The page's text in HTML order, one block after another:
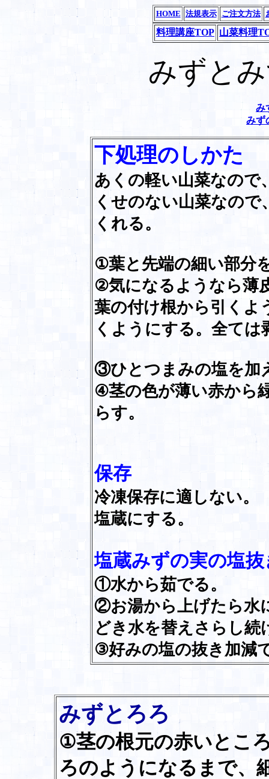
HOME 法規表示 ご注文方法
料理講座TOP 山菜料理
みずと
み
みず
下処理のしかた
あくの軽い山菜なので
くせのない山菜なの
くれる。
①葉と先端の細い部分
②気になるようなら薄
葉の付け根から引くよ
くようにする。全ては
③ひとつまみの塩を加
④茎の色が薄い赤から
らす。
保存
冷凍保存に適しない。
塩蔵にする。
塩蔵みずの実の塩
①水から茹でる。
②お湯から上げたら水
どき水を替えさらし続
③好みの塩の抜き加減
みずとろろ
①茎の根元の赤いとこ
ろのようになるまで、